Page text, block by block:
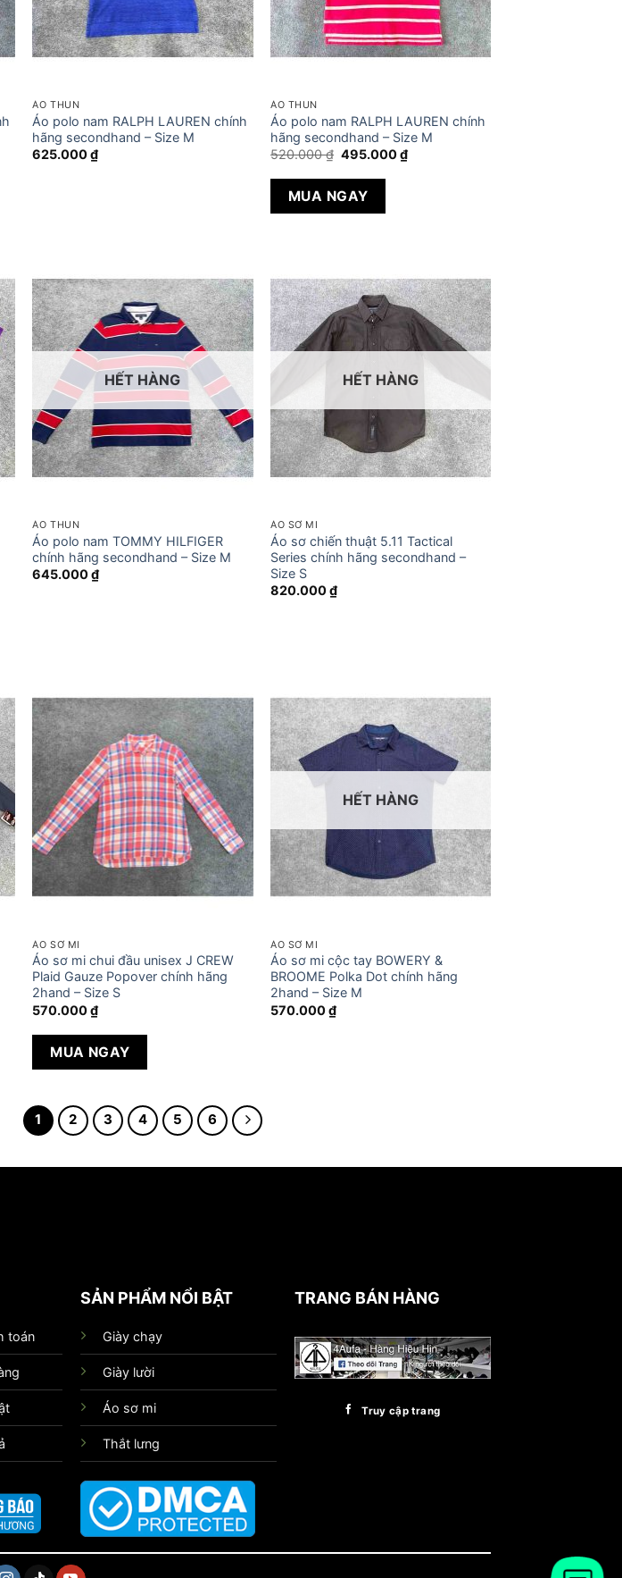
ÁO THUN
Áo polo nam RALPH LAUREN chính
hãng secondhand – Size M
625.000₫
ÁO THUN
Áo polo nam RALPH LAUREN chính
hãng secondhand – Size M
520.000₫ Giá
là:
520.000 ₫.
495.000₫Giá
MUA NGAY
HẾT HÀNG
ÁO THUN
Áo polo nam TOMMY HILFIGER
chính hãng secondhand – Size M
645.000₫
HẾT HÀNG
ÁO SƠ MI
Áo sơ chiến thuật 5.11 Tactical
Series chính hãng secondhand –
Size S
820.000₫
ÁO SƠ MI
Áo sơ mi chui đầu unisex J CREW
Plaid Gauze Popover chính hãng
2hand – Size S
570.000₫
MUA NGAY
HẾT HÀNG
ÁO SƠ MI
Áo sơ mi cộc tay BOWERY &
BROOME Polka Dot chính hãng
2hand – Size M
570.000₫
1 2 3 4 5 6
toán
SẢN PHẨM NỔI BẬT
Giày chạy
Giày lười
Áo sơ mi
Thắt lưng
TRANG BÁN HÀNG
Truy cập trang